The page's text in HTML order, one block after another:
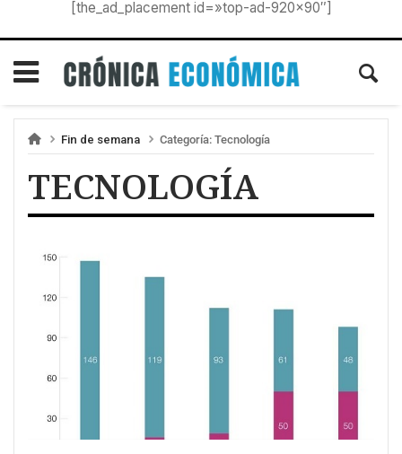
[the_ad_placement id=»top-ad-920×90″]
Fin de semana Categoría: Tecnología
TECNOLOGÍA